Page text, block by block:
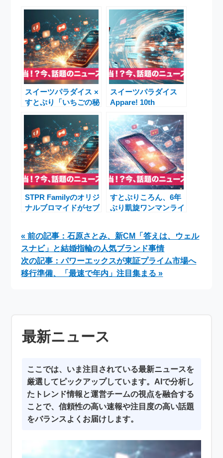
スイーツパラダイス ×
すとぷり「いちごの秘
『すとぷり』数量限定
販売開始
スイーツパラダイス
Appare! 10th
すとぷりいちごCafe
開催決定！オリジナル
苺『すとぷり』コラボ
メニュー登場
STPR Familyのオリジ
ナルブロマイドがセブ
全33種をランダムプ
リント
すとぷりころん、6年
ぶり凱旋ワンマンライ
ライブ2026」開催決
定！
« 前の記事：石原さとみ、新CM「答えは、ウェル
スナビ」と結婚指輪の人気ブランド事情
次の記事：パワーエックスが東証プライム市場へ
移行準備、「最速で年内」注目集まる »
最新ニュース
ここでは、いま注目されている最新ニュースを
厳選してピックアップしています。AIで分析し
たトレンド情報と運営チームの視点を融合する
ことで、信頼性の高い速報や注目度の高い話題
をバランスよくお届けします。